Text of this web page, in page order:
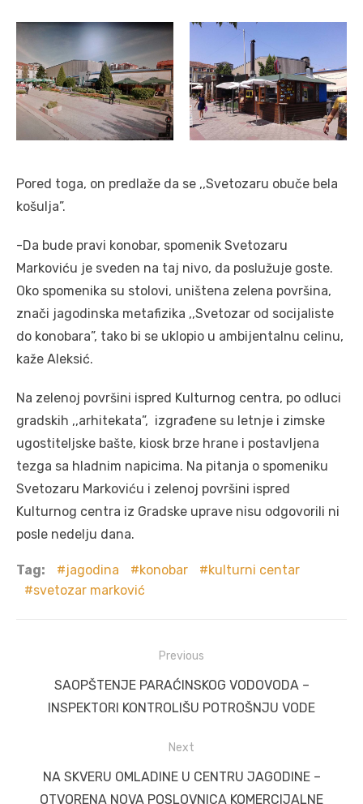
Pored toga, on predlaže da se ,,Svetozaru obuče bela
košulja”.
-Da bude pravi konobar, spomenik Svetozaru
Markoviću je sveden na taj nivo, da poslužuje goste.
Oko spomenika su stolovi, uništena zelena površina,
znači jagodinska metafizika ,,Svetozar od socijaliste
do konobara”, tako bi se uklopio u ambijentalnu celinu,
kaže Aleksić.
Na zelenoj površini ispred Kulturnog centra, po odluci
gradskih ,,arhitekata”, izgrađene su letnje i zimske
ugostiteljske bašte, kiosk brze hrane i postavljena
tezga sa hladnim napicima. Na pitanja o spomeniku
Svetozaru Markoviću i zelenoj površini ispred
Kulturnog centra iz Gradske uprave nisu odgovorili ni
posle nedelju dana.
Tag: jagodina konobar
kulturni centar
svetozar marković
navigation
Previous
Previous
post:
SAOPŠTENJE PARAĆINSKOG VODOVODA –
INSPEKTORI KONTROLIŠU POTROŠNJU VODE
Next
Next
post:
NA SKVERU OMLADINE U CENTRU JAGODINE –
OTVORENA NOVA POSLOVNICA KOMERCIJALNE